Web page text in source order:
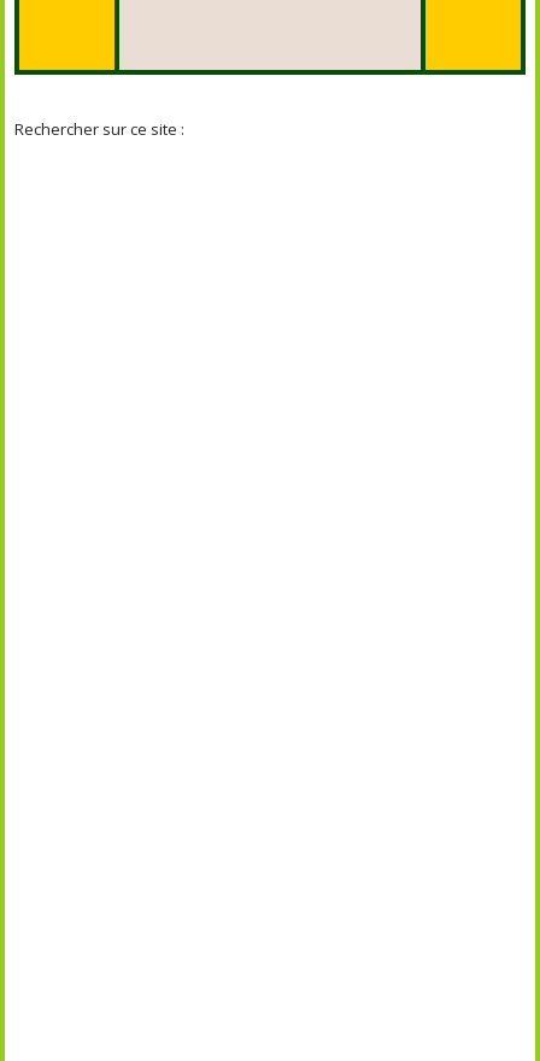
Rechercher sur ce site :